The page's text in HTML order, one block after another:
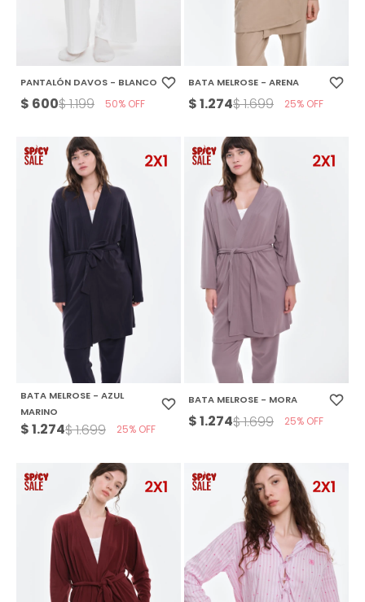
PANTALÓN DAVOS - BLANCO
$ 600$1.199 50
BATA MELROSE - ARENA
$1.274$1.699 25
BATA MELROSE - AZUL
MARINO
$1.274$1.699 25
BATA MELROSE - MORA
$1.274$1.699 25